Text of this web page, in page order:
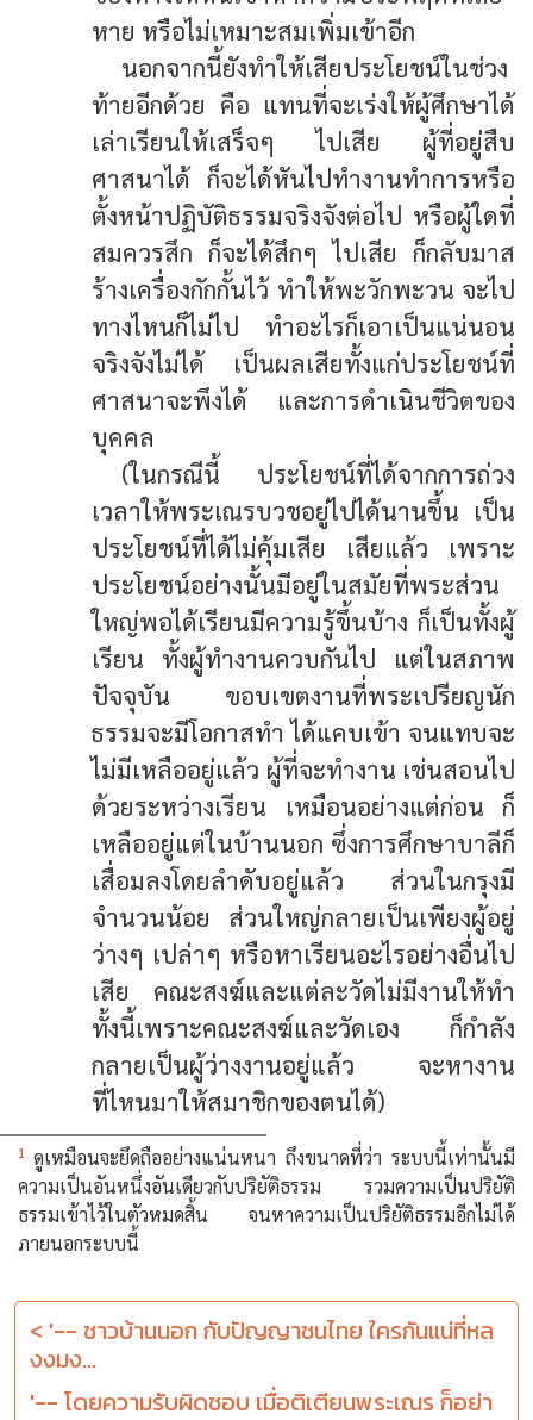
หาย หรือไม่เหมาะสมเพิ่มเข้าอีก
นอกจากนี้ยังทำให้เสียประโยชน์ในช่วง
ท้ายอีกด้วย คือ แทนที่จะเร่งให้ผู้ศึกษาได้
เล่าเรียนให้เสร็จๆ ไปเสีย ผู้ที่อยู่สืบ
ศาสนาได้ ก็จะได้หันไปทำงานทำการหรือ
ตั้งหน้าปฏิบัติธรรมจริงจังต่อไป หรือผู้ใดที่
สมควรสึก ก็จะได้สึกๆ ไปเสีย ก็กลับมาส
ร้างเครื่องกักกั้นไว้ ทำให้พะวักพะวน จะไป
ทางไหนก็ไม่ไป ทำอะไรก็เอาเป็นแน่นอน
จริงจังไม่ได้ เป็นผลเสียทั้งแก่ประโยชน์ที่
ศาสนาจะพึงได้ และการดำเนินชีวิตของ
บุคคล
(ในกรณีนี้ ประโยชน์ที่ได้จากการถ่วง
เวลาให้พระเณรบวชอยู่ไปได้นานขึ้น เป็น
ประโยชน์ที่ได้ไม่คุ้มเสีย เสียแล้ว เพราะ
ประโยชน์อย่างนั้นมีอยู่ในสมัยที่พระส่วน
ใหญ่พอได้เรียนมีความรู้ขึ้นบ้าง ก็เป็นทั้งผู้
เรียน ทั้งผู้ทำงานควบกันไป แต่ในสภาพ
ปัจจุบัน ขอบเขตงานที่พระเปรียญนัก
ธรรมจะมีโอกาสทำ ได้แคบเข้า จนแทบจะ
ไม่มีเหลืออยู่แล้ว ผู้ที่จะทำงาน เช่นสอนไป
ด้วยระหว่างเรียน เหมือนอย่างแต่ก่อน ก็
เหลืออยู่แต่ในบ้านนอก ซึ่งการศึกษาบาลีก็
เสื่อมลงโดยลำดับอยู่แล้ว ส่วนในกรุงมี
จำนวนน้อย ส่วนใหญ่กลายเป็นเพียงผู้อยู่
ว่างๆ เปล่าๆ หรือหาเรียนอะไรอย่างอื่นไป
เสีย คณะสงฆ์และแต่ละวัดไม่มีงานให้ทำ
ทั้งนี้เพราะคณะสงฆ์และวัดเอง ก็กำลัง
กลายเป็นผู้ว่างงานอยู่แล้ว จะหางาน
ที่ไหนมาให้สมาชิกของตนได้)
1 ดูเหมือนจะยึดถืออย่างแน่นหนา ถึงขนาดที่ว่า ระบบนี้เท่านั้นมี
ความเป็นอันหนึ่งอันเดียวกับปริยัติธรรม รวมความเป็นปริยัติ
ธรรมเข้าไว้ในตัวหมดสิ้น จนหาความเป็นปริยัติธรรมอีกไม่ได้
ภายนอกระบบนี้
< '-- ชาวบ้านนอก กับปัญญาชนไทย ใครกันแน่ที่หล
งงมง...
'-- โดยความรับผิดชอบ เมื่อติเตียนพระเณร ก็อย่า